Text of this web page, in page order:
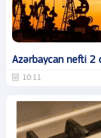
Azərbaycan nefti 2
10:11